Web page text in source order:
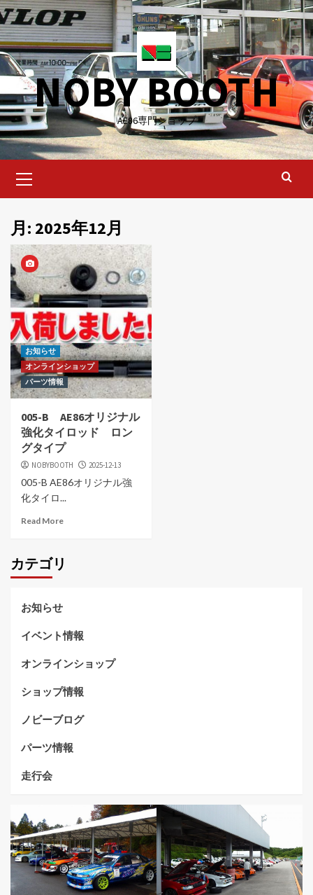
Skip
to
content
NOBY BOOTH
AE86専門ショップ
Menu
月: 2025年12月
お知らせ
オンラインショップ
パーツ情報
005-B AE86オリジナル
強化タイロッド ロン
グタイプ
NOBYBOOTH 2025-12-13
005-B AE86オリジナル強
化タイロ...
Read More
カテゴリ
お知らせ
イベント情報
オンラインショップ
ショップ情報
ノビーブログ
パーツ情報
走行会